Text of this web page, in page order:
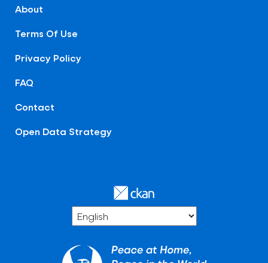
About
Terms Of Use
Privacy Policy
FAQ
Contact
Open Data Strategy